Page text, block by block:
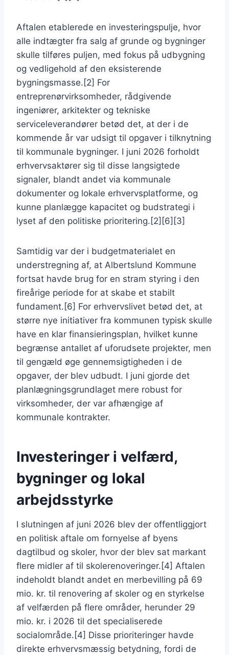
Aftalen etablerede en investeringspulje, hvor
alle indtægter fra salg af grunde og bygninger
skulle tilføres puljen, med fokus på udbygning
og vedligehold af den eksisterende
bygningsmasse.[2] For
entreprenørvirksomheder, rådgivende
ingeniører, arkitekter og tekniske
serviceleverandører betød det, at der i de
kommende år var udsigt til opgaver i tilknytning
til kommunale bygninger. I juni 2026 forholdt
erhvervsaktører sig til disse langsigtede
signaler, blandt andet via kommunale
dokumenter og lokale erhvervsplatforme, og
kunne planlægge kapacitet og budstrategi i
lyset af den politiske prioritering.[2][6][3]
Samtidig var der i budgetmaterialet en
understregning af, at Albertslund Kommune
fortsat havde brug for en stram styring i den
fireårige periode for at skabe et stabilt
fundament.[6] For erhvervslivet betød det, at
større nye initiativer fra kommunen typisk skulle
have en klar finansieringsplan, hvilket kunne
begrænse antallet af uforudsete projekter, men
til gengæld øge gennemsigtigheden i de
opgaver, der blev udbudt. I juni gjorde det
planlægningsgrundlaget mere robust for
virksomheder, der var afhængige af
kommunale kontrakter.
Investeringer i velfærd,
bygninger og lokal
arbejdsstyrke
I slutningen af juni 2026 blev der offentliggjort
en politisk aftale om fornyelse af byens
dagtilbud og skoler, hvor der blev sat markant
flere midler af til skolerenoveringer.[4] Aftalen
indeholdt blandt andet en merbevilling på 69
mio. kr. til renovering af skoler og en styrkelse
af velfærden på flere områder, herunder 29
mio. kr. i 2026 til det specialiserede
socialområde.[4] Disse prioriteringer havde
direkte erhvervsmæssig betydning, fordi de